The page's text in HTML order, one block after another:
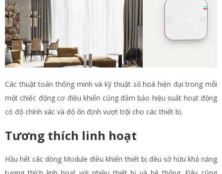
Các thuật toán thông minh và kỹ thuật số hoá hiện đại trong mỗi
một chiếc động cơ điều khiển cũng đảm bảo hiệu suất hoạt động
có độ chính xác và độ ổn định vượt trội cho các thiết bị.
Tương thích linh hoạt
Hầu hết các dòng Module điều khiển thiết bị đều sở hữu khả năng